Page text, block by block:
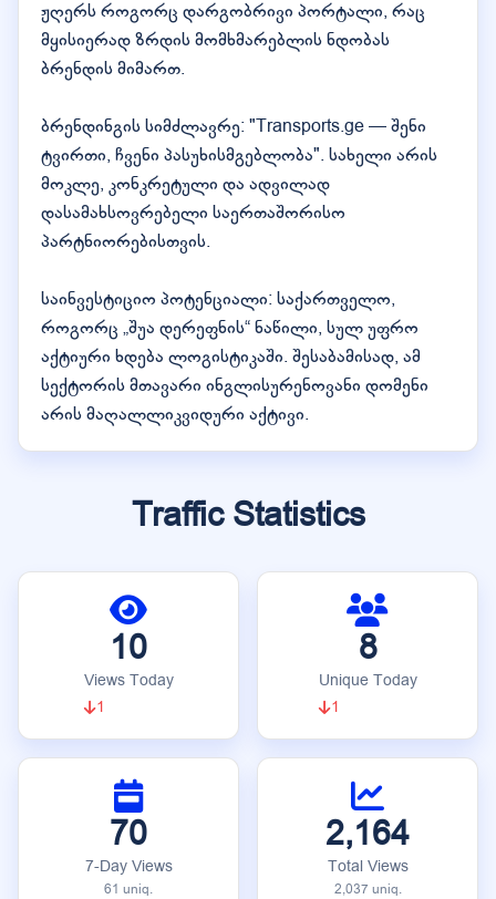
ჟღერს როგორც დარგობრივი პორტალი, რაც
მყისიერად ზრდის მომხმარებლის ნდობას
ბრენდის მიმართ.
ბრენდინგის სიმძლავრე: "Transports.ge — შენი
ტვირთი, ჩვენი პასუხისმგებლობა". სახელი არის
მოკლე, კონკრეტული და ადვილად
დასამახსოვრებელი საერთაშორისო
პარტნიორებისთვის.
საინვესტიციო პოტენციალი: საქართველო,
როგორც „შუა დერეფნის“ ნაწილი, სულ უფრო
აქტიური ხდება ლოგისტიკაში. შესაბამისად, ამ
სექტორის მთავარი ინგლისურენოვანი დომენი
არის მაღალლიკვიდური აქტივი.
Traffic Statistics
10
Views Today
1
8
Unique Today
1
70
7-Day Views
61 uniq.
2,164
Total Views
2,037 uniq.